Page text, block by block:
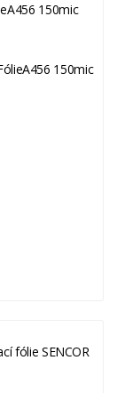
150mic
fólie SENCOR